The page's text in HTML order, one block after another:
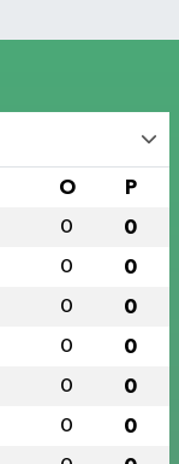
O P
0 0
0 0
0 0
0 0
0 0
0 0